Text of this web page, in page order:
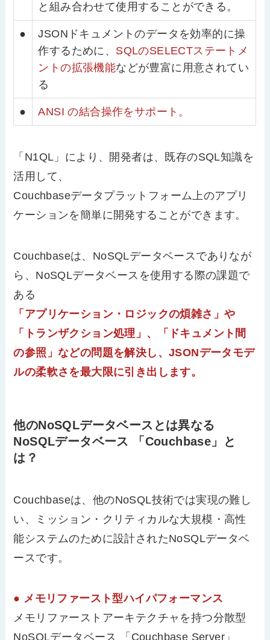
と組み合わせて使用することができる。
●
JSONドキュメントのデータを効率的に操
作するために、 SQLのSELECTステートメ
ントの拡張機能などが豊富に用意されてい
る
● ANSI の結合操作をサポート。
「N1QL」により、開発者は、既存のSQL知識を
活用して、
Couchbaseデータプラットフォーム上のアプリ
ケーションを簡単に開発することができます。
Couchbaseは、NoSQLデータベースでありなが
ら、NoSQLデータベースを使用する際の課題で
ある
「アプリケーション・ロジックの煩雑さ」や
「トランザクション処理」、「ドキュメント間
の参照」などの問題を解決し、JSONデータモデ
ルの柔軟さを最大限に引き出します。
他のNoSQLデータベースとは異なる
NoSQLデータベース 「Couchbase」と
は？
Couchbaseは、他のNoSQL技術では実現の難し
い、ミッション・クリティカルな大規模・高性
能システムのために設計されたNoSQLデータベ
ースです。
● メモリファースト型ハイパフォーマンス
メモリファーストアーキテクチャを持つ分散型
NoSQLデータベース 「Couchbase Server」